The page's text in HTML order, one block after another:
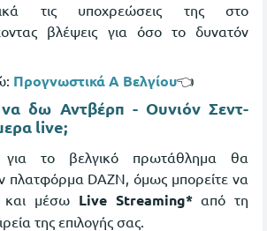
τις υποχρεώσεις της στο
βλέψεις για όσο το δυνατόν
Προγνωστικά Α Βελγίου👈
δω Αντβέρπ - Ουνιόν Σεντ-
live;
το βελγικό πρωτάθλημα θα
πλατφόρμα DAZN, όμως μπορείτε να
και μέσω Live Streaming*από τη
της επιλογής σας.